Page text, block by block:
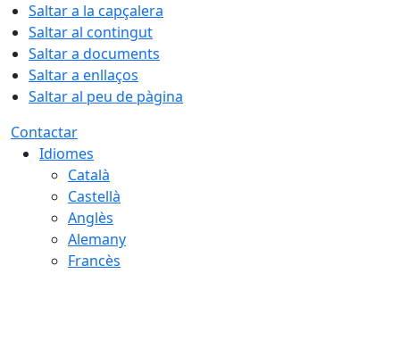
Saltar a la capçalera
Saltar al contingut
Saltar a documents
Saltar a enllaços
Saltar al peu de pàgina
Contactar
Idiomes
Català
Castellà
Anglès
Alemany
Francès